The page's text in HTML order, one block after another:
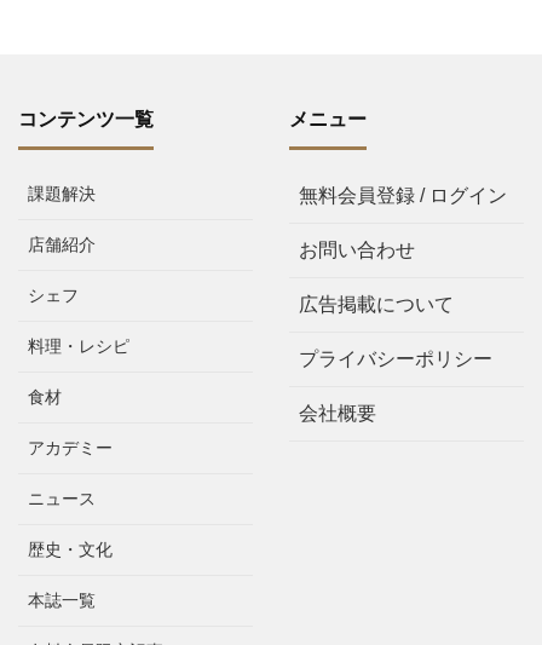
コンテンツ一覧
課題解決
店舗紹介
シェフ
料理・レシピ
食材
アカデミー
ニュース
歴史・文化
本誌一覧
メニュー
無料会員登録 / ログイン
お問い合わせ
広告掲載について
プライバシーポリシー
会社概要